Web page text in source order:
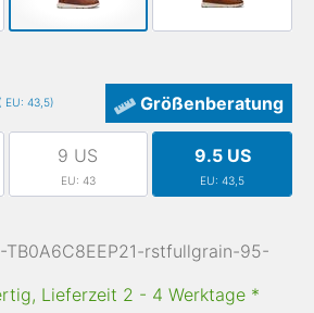
( EU: 43,5) Größenberatung
9 US
EU: 43
9.5 US
EU: 43,5
TB0A6C8EEP21-rstfullgrain-95-
Lieferzeit 2 - 4 Werktage *